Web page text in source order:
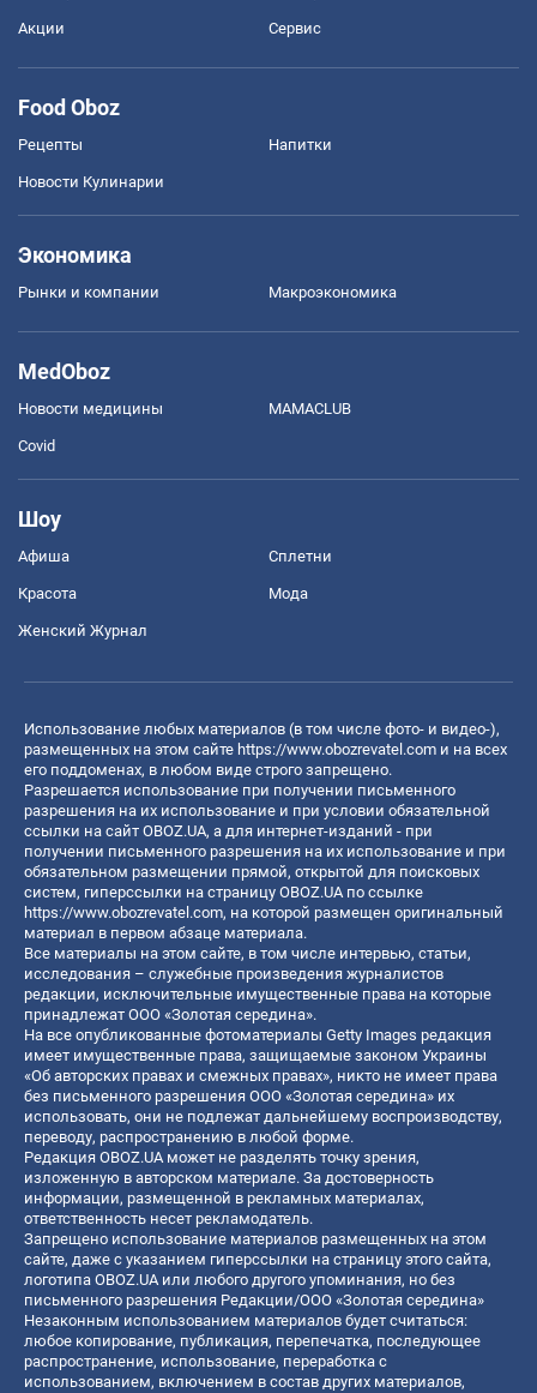
Акции Сервис
Food Oboz
Рецепты Напитки
Новости Кулинарии
Экономика
Рынки и компании Mакроэкономика
MedOboz
Новости медицины MAMACLUB
Covid
Шоу
Афиша Сплетни
Красота Мода
Женский Журнал
Использование любых материалов (в том числе фото- и видео-),
размещенных на этом сайте https://www.obozrevatel.com и на всех
его поддоменах, в любом виде строго запрещено.
Разрешается использование при получении письменного
разрешения на их использование и при условии обязательной
ссылки на сайт OBOZ.UA, а для интернет-изданий - при
получении письменного разрешения на их использование и при
обязательном размещении прямой, открытой для поисковых
систем, гиперссылки на страницу OBOZ.UA по ссылке
https://www.obozrevatel.com, на которой размещен оригинальный
материал в первом абзаце материала.
Все материалы на этом сайте, в том числе интервью, статьи,
исследования – служебные произведения журналистов
редакции, исключительные имущественные права на которые
принадлежат ООО «Золотая середина».
На все опубликованные фотоматериалы Getty Images редакция
имеет имущественные права, защищаемые законом Украины
«Об авторских правах и смежных правах», никто не имеет права
без письменного разрешения ООО «Золотая середина» их
использовать, они не подлежат дальнейшему воспроизводству,
переводу, распространению в любой форме.
Редакция OBOZ.UA может не разделять точку зрения,
изложенную в авторском материале. За достоверность
информации, размещенной в рекламных материалах,
ответственность несет рекламодатель.
Запрещено использование материалов размещенных на этом
сайте, даже с указанием гиперссылки на страницу этого сайта,
логотипа OBOZ.UA или любого другого упоминания, но без
письменного разрешения Редакции/ООО «Золотая середина»
Незаконным использованием материалов будет считаться:
любое копирование, публикация, перепечатка, последующее
распространение, использование, переработка с
использованием, включением в состав других материалов,